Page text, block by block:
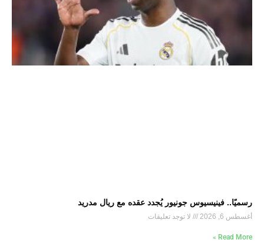
رسميًا.. فينيسيوس جونيور يُجدد عقده مع ريال مدريد
أغسطس 6, 2026 لا توجد تعليقات
Read More »